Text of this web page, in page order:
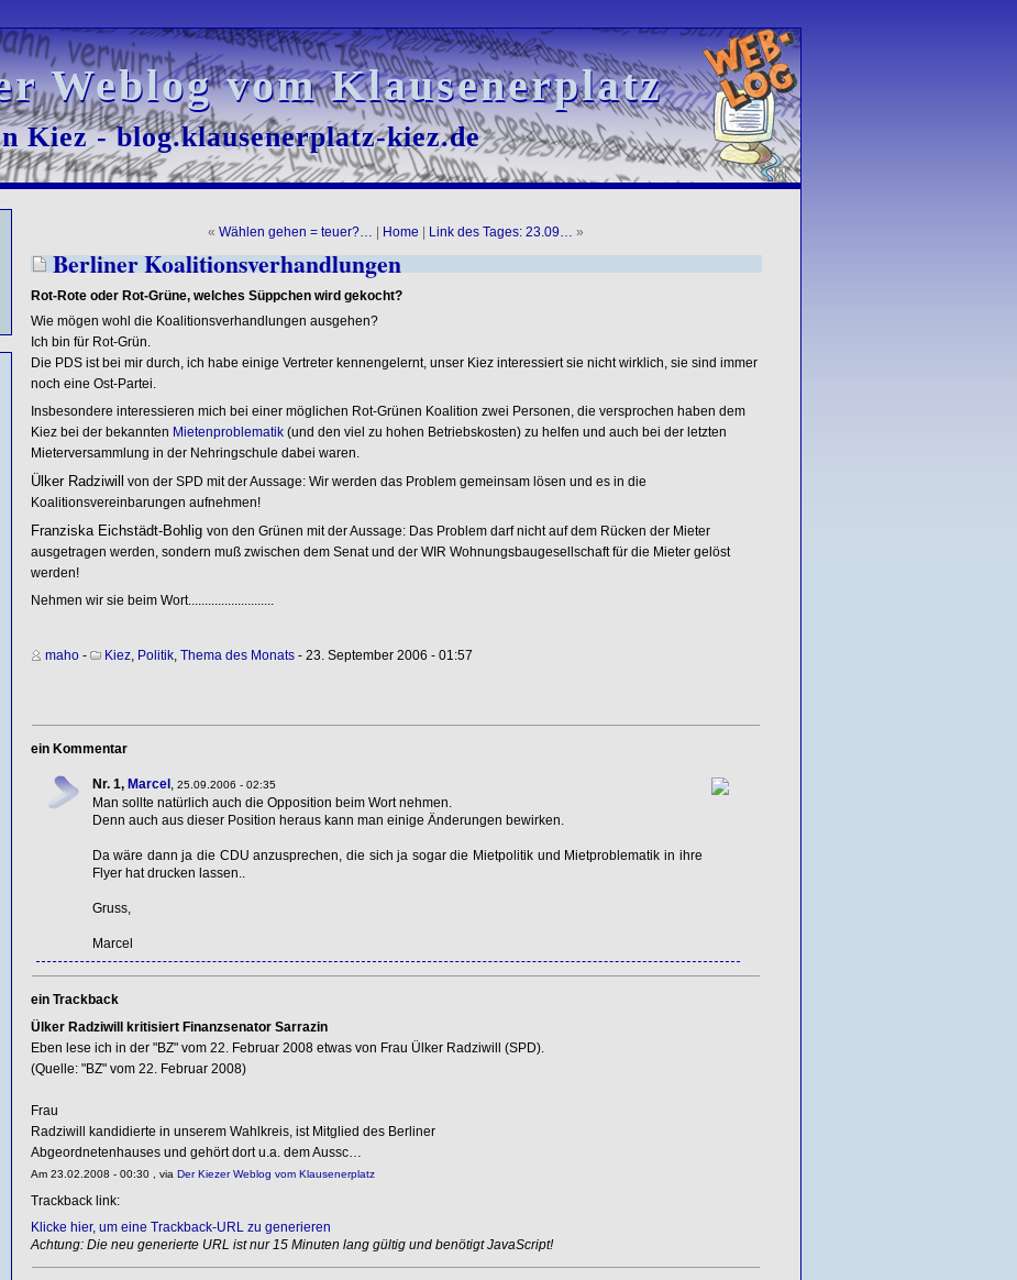
Weblog vom Klausenerplatz
Weblog vom Klausenerplatz
Kiez - blog.klausenerplatz-kiez.de
Kiez - blog.klausenerplatz-kiez.de
« Wählen gehen = teuer?… Home Link des Tages: 23.09… »
Berliner Koalitionsverhandlungen
Rot-Rote oder Rot-Grüne, welches Süppchen wird gekocht?
Wie mögen wohl die Koalitionsverhandlungen ausgehen?
Ich bin für Rot-Grün.
Die PDS ist bei mir durch, ich habe einige Vertreter kennengelernt, unser Kiez interessiert sie nicht wirklich, sie sind immer
noch eine Ost-Partei.
Insbesondere interessieren mich bei einer möglichen Rot-Grünen Koalition zwei Personen, die versprochen haben dem
Kiez bei der bekannten Mietenproblematik(und den viel zu hohen Betriebskosten) zu helfen und auch bei der letzten
Mieterversammlung in der Nehringschule dabei waren.
Ülker Radziwill
von der SPD mit der Aussage: Wir werden das Problem gemeinsam lösen und es in die
Koalitionsvereinbarungen aufnehmen!
Franziska Eichstädt-Bohlig von den Grünen mit der Aussage: Das Problem darf nicht auf dem Rücken der Mieter
ausgetragen werden, sondern muß zwischen dem Senat und der WIR Wohnungsbaugesellschaft für die Mieter gelöst
werden!
Nehmen wir sie beim Wort..........................
maho- Kiez, Politik, Thema des Monats- 23. September 2006 - 01:57
ein Kommentar
Nr. 1, Marcel, 25.09.2006 - 02:35
Man sollte natürlich auch die Opposition beim Wort nehmen.
Denn auch aus dieser Position heraus kann man einige Änderungen bewirken.
Da wäre dann ja die CDU anzusprechen, die sich ja sogar die Mietpolitik und Mietproblematik in ihre
Flyer hat drucken lassen..
Gruss,
Marcel
ein Trackback
Ülker Radziwill kritisiert Finanzsenator Sarrazin
Eben lese ich in der "BZ" vom 22. Februar 2008 etwas von Frau Ülker Radziwill (SPD).
(Quelle: "BZ" vom 22. Februar 2008)
Frau
Radziwill kandidierte in unserem Wahlkreis, ist Mitglied des Berliner
Abgeordnetenhauses und gehört dort u.a. dem Aussc…
Am 23.02.2008 - 00:30 , via Der Kiezer Weblog vom Klausenerplatz
Trackback link:
Klicke hier, um eine Trackback-URL zu generieren
Achtung: Die neu generierte URL ist nur 15 Minuten lang gültig und benötigt JavaScript!